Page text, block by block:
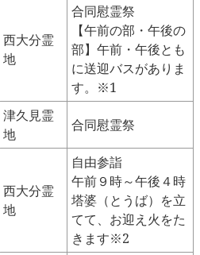
西大分霊
地
合同慰霊祭
【午前の部・午後の
部】午前・午後とも
に送迎バスがありま
す。※1
津久見霊
地
合同慰霊祭
西大分霊
地
自由参詣
午前９時～午後４時
塔婆（とうば）を立
てて、お迎え火をた
きます※2